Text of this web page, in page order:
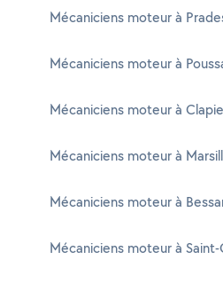
Mécaniciens moteur à
Mécaniciens moteur à
Mécaniciens moteur à
Mécaniciens moteur à
Mécaniciens moteur à
Mécaniciens moteur à